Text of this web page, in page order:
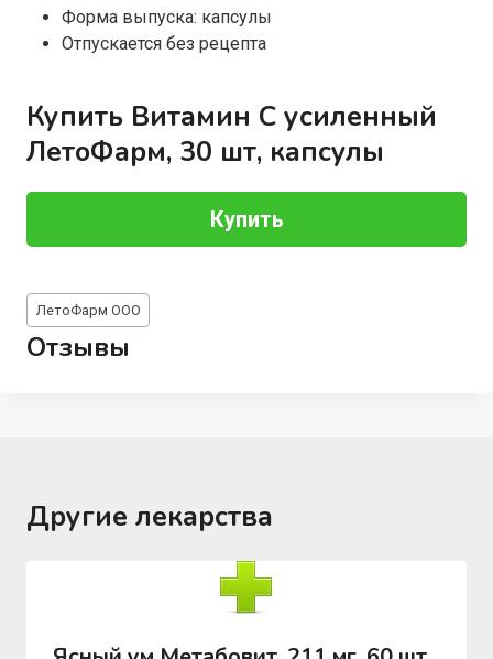
Форма выпуска: капсулы
Отпускается без рецепта
Купить Витамин С усиленный
ЛетоФарм, 30 шт, капсулы
Купить
Метки
записи:
ЛетоФарм ООО
Отзывы
Другие лекарства